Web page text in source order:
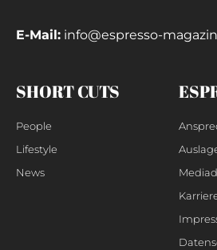
E-Mail: info@espresso-
SHORT CUTS
People
Lifestyle
News